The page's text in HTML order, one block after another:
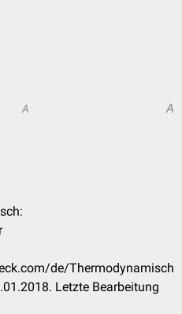
A A
de/Thermodynamisch
Letzte Bearbeitung